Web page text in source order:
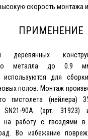
скорость монтажа и
ПРИМЕНЕНИЕ
металла до 0.9
используются для
полов. Монтаж
пистолета (нейлера)
90A (арт. 31923)
на работу с гвоздями
Во избежание